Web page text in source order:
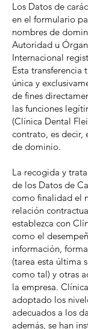
Los Datos de
en el formulario
nombres de
Autoridad u
Internacional
Esta
única y
de fines
las funciones
(Clínica Dental
contrato, es decir,
de dominio.
La recogida y
de los Datos de
como finalidad el
relación
establezca con
como el
información,
(tarea esta última
como tal) y otras
la empresa.
adoptado los
adecuados a los
además, se han